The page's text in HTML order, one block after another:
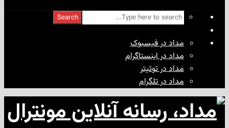
Search
مداد در فیسبوک
مداد در اینستاگرام
مداد در توئیتر
مداد در تلگرام